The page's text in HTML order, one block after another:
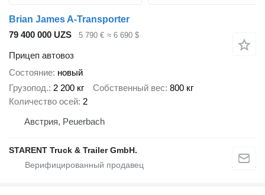
Brian James A-Transporter
79 400 000 UZS
5 790 € ≈ 6 690 $
Прицеп автовоз
Состояние новый
Грузопод. 2 200 кг Собственный вес 800 кг
Количество осей 2
Австрия, Peuerbach
STARENT Truck & Trailer GmbH.